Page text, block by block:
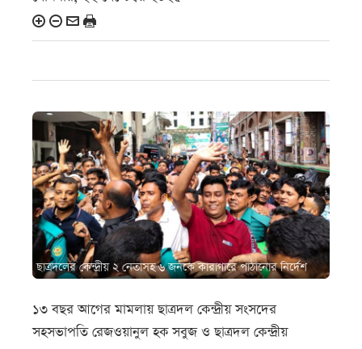
ছাত্রদলের কেন্দ্রীয় ২ নেতাসহ ৬ জনকে কারাগারে পাঠানোর নির্দেশ
১৩ বছর আগের মামলায় ছাত্রদল কেন্দ্রীয় সংসদের
সহসভাপতি রেজওয়ানুল হক সবুজ ও ছাত্রদল কেন্দ্রীয়